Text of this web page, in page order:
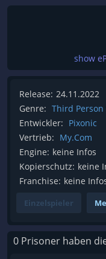
show
Release: 24.11.2022
Genre: Third Person
Entwickler: Pixonic
Vertrieb: My.Com
Engine: keine Infos
Kopierschutz: keine
Franchise: keine
Einzelspieler
0 Prisoner haben